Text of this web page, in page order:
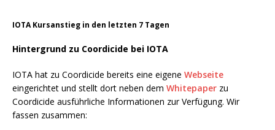
IOTA Kursanstieg in den letzten 7 Tagen
Hintergrund zu Coordicide bei IOTA
IOTA hat zu Coordicide bereits eine eigene Webseite
eingerichtet und stellt dort neben dem Whitepaper zu
Coordicide ausführliche Informationen zur Verfügung. Wir
fassen zusammen: